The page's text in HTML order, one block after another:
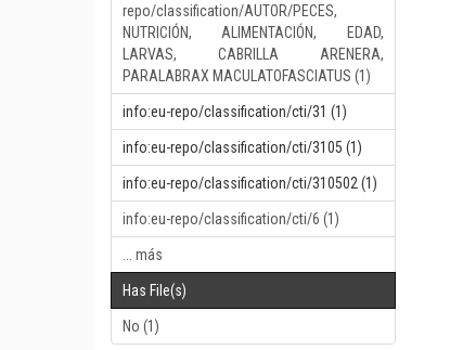
repo/classification/AUTOR/PECES,
NUTRICIÓN, ALIMENTACIÓN, EDAD,
LARVAS, CABRILLA ARENERA,
PARALABRAX MACULATOFASCIATUS (1)
info:eu-repo/classification/cti/31 (1)
info:eu-repo/classification/cti/3105 (1)
info:eu-repo/classification/cti/310502 (1)
info:eu-repo/classification/cti/6 (1)
... más
Has File(s)
No (1)